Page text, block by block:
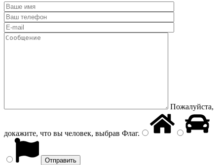
Пожалуйста,
докажите, что вы человек, выбрав Флаг.